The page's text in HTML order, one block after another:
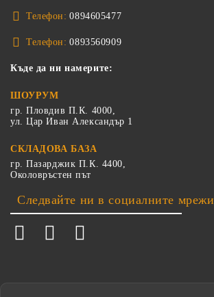
Телефон: 0894605477
Телефон: 0893560909
Къде да ни намерите:
ШОУРУМ
гр. Пловдив П.К. 4000,
ул. Цар Иван Александър 1
СКЛАДОВА БАЗА
гр. Пазарджик П.К. 4400,
Околовръстен път
Следвайте ни в социалните мрежи